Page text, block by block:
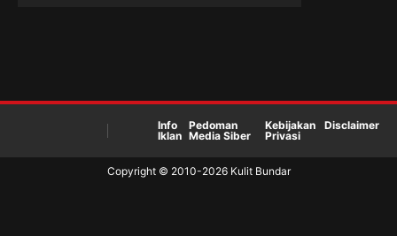
Info
Iklan
Pedoman
Media Siber
Kebijakan
Privasi
Disclaimer
Copyright © 2010-2026Kulit Bundar